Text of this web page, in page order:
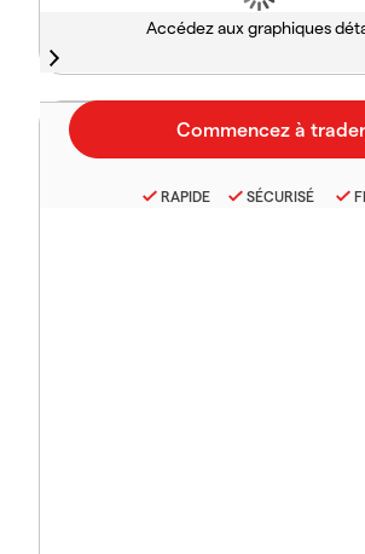
Accédez aux graphiques
RAPIDE SÉCURISÉ